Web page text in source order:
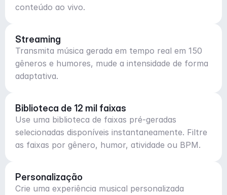
conteúdo ao vivo.
Streaming
Transmita música gerada em tempo real em 150
gêneros e humores, mude a intensidade de forma
adaptativa.
Biblioteca de 12 mil faixas
Use uma biblioteca de faixas pré-geradas
selecionadas disponíveis instantaneamente. Filtre
as faixas por gênero, humor, atividade ou BPM.
Personalização
Crie uma experiência musical personalizada